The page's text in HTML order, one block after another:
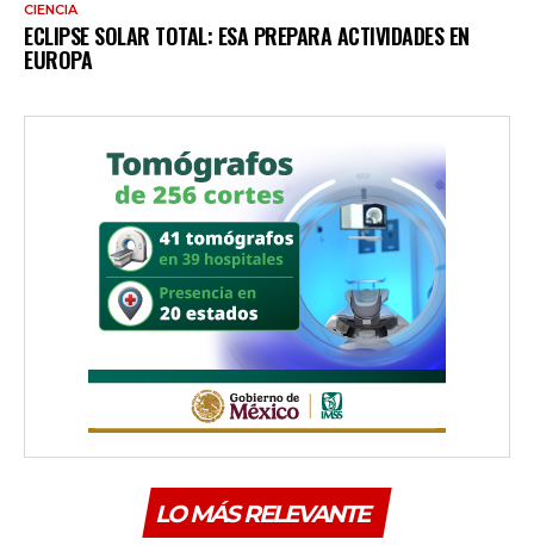
CIENCIA
ECLIPSE SOLAR TOTAL: ESA PREPARA ACTIVIDADES EN
EUROPA
LO MÁS RELEVANTE